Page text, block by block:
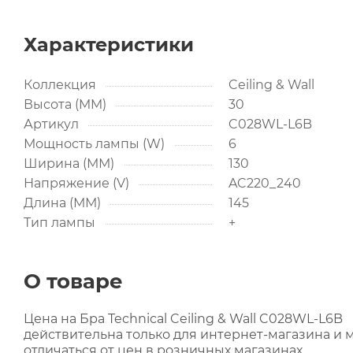
Характеристики
Коллекция
Ceiling & Wall
Высота (MM)
30
Артикул
C028WL-L6B
Мощность лампы (W)
6
Ширина (ММ)
130
Напряжение (V)
AC220_240
Длина (ММ)
145
Тип лампы
+
О товаре
Цена на Бра Technical Ceiling & Wall C028WL-L6B
действительна только для интернет-магазина и